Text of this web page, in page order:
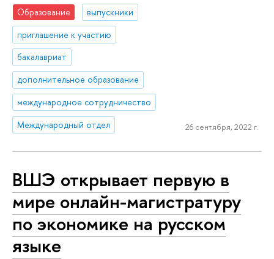
Образование
выпускники
приглашение к участию
бакалавриат
дополнительное образование
международное сотрудничество
Международный отдел
26 сентября, 2022 г.
ВШЭ открывает первую в
мире онлайн-магистратуру
по экономике на русском
языке